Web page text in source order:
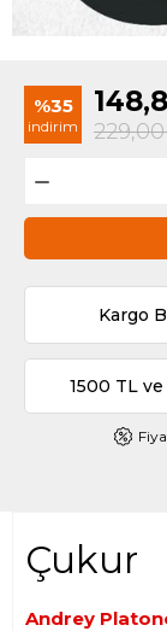
%35
indirim 229,00
Kargo
1500 TL
Çukur
Andrey